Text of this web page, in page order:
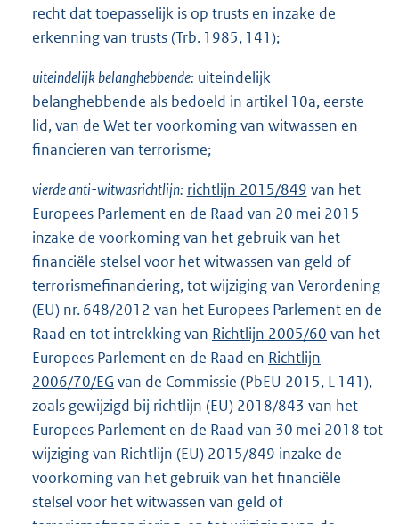
recht dat toepasselijk is op trusts en inzake de
erkenning van trusts (Trb. 1985, 141);
uiteindelijk belanghebbende: uiteindelijk
belanghebbende als bedoeld in artikel 10a, eerste
lid, van de Wet ter voorkoming van witwassen en
financieren van terrorisme;
vierde anti-witwasrichtlijn: richtlijn 2015/849 van het
Europees Parlement en de Raad van 20 mei 2015
inzake de voorkoming van het gebruik van het
financiële stelsel voor het witwassen van geld of
terrorismefinanciering, tot wijziging van Verordening
(EU) nr. 648/2012 van het Europees Parlement en de
Raad en tot intrekking van Richtlijn 2005/60 van het
Europees Parlement en de Raad en Richtlijn
2006/70/EG van de Commissie (PbEU 2015, L 141),
zoals gewijzigd bij richtlijn (EU) 2018/843 van het
Europees Parlement en de Raad van 30 mei 2018 tot
wijziging van Richtlijn (EU) 2015/849 inzake de
voorkoming van het gebruik van het financiële
stelsel voor het witwassen van geld of